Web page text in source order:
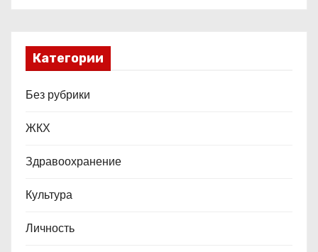
Категории
Без рубрики
ЖКХ
Здравоохранение
Культура
Личность